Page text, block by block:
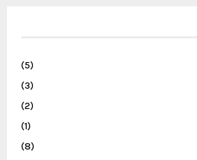
(5)
(3)
(2)
(1)
(8)